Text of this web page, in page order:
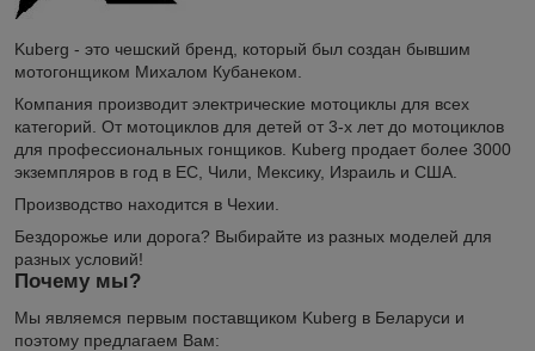
Kuberg - это чешский бренд, который был создан бывшим
мотогонщиком Михалом Кубанеком.
Компания производит электрические мотоциклы для всех
категорий. От мотоциклов для детей от 3-х лет до мотоциклов
для профессиональных гонщиков. Kuberg продает более 3000
экземпляров в год в ЕС, Чили, Мексику, Израиль и США.
Производство находится в Чехии.
Бездорожье или дорога? Выбирайте из разных моделей для
разных условий!
Почему мы?
Мы являемся первым поставщиком Kuberg в Беларуси и
поэтому предлагаем Вам: